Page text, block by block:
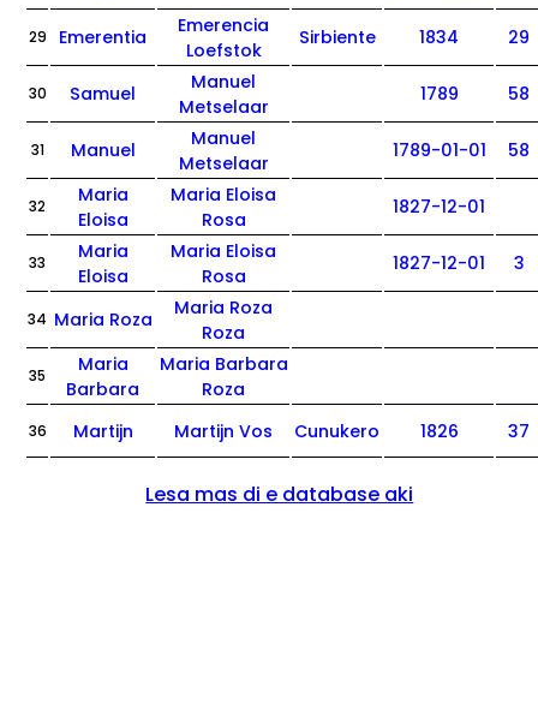
29 Emerentia
Emerencia
Loefstok
Sirbiente 1834 29
30 Samuel
Manuel
Metselaar
1789 58
31 Manuel
Manuel
Metselaar
1789-01-01 58
32
Maria
Eloisa
Maria Eloisa
Rosa
1827-12-01
33
Maria
Eloisa
Maria Eloisa
Rosa
1827-12-01 3
34 Maria Roza
Maria Roza
Roza
35
Maria
Barbara
Maria Barbara
Roza
36 Martijn Martijn Vos Cunukero 1826 37
Lesa mas di e database aki